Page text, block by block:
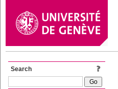
Search